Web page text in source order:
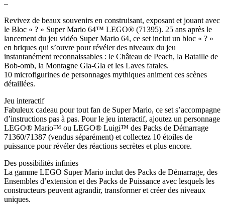
–
Revivez de beaux souvenirs en construisant, exposant et jouant avec
le Bloc « ? » Super Mario 64™ LEGO® (71395). 25 ans après le
lancement du jeu vidéo Super Mario 64, ce set inclut un bloc « ? »
en briques qui s’ouvre pour révéler des niveaux du jeu
instantanément reconnaissables : le Château de Peach, la Bataille de
Bob-omb, la Montagne Gla-Gla et les Laves fatales.
10 microfigurines de personnages mythiques animent ces scènes
détaillées.
Jeu interactif
Fabuleux cadeau pour tout fan de Super Mario, ce set s’accompagne
d’instructions pas à pas. Pour le jeu interactif, ajoutez un personnage
LEGO® Mario™ ou LEGO® Luigi™ des Packs de Démarrage
71360/71387 (vendus séparément) et collectez 10 étoiles de
puissance pour révéler des réactions secrètes et plus encore.
Des possibilités infinies
La gamme LEGO Super Mario inclut des Packs de Démarrage, des
Ensembles d’extension et des Packs de Puissance avec lesquels les
constructeurs peuvent agrandir, transformer et créer des niveaux
uniques.